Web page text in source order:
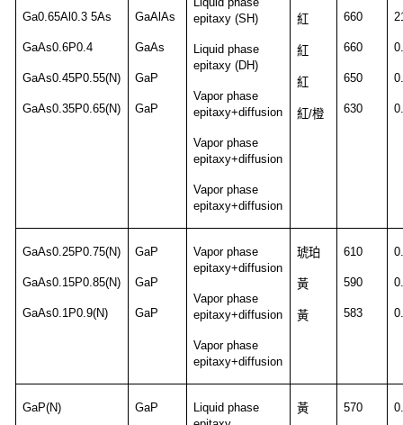
Ga0.65Al0.3 5As
GaAs0.6P0.4
GaAs0.45P0.55(N)
GaAs0.35P0.65(N)
GaAlAs
GaAs
GaP
GaP
epitaxy (SH)
Liquid phase
epitaxy (DH)
Vapor phase
epitaxy+diffusion
Vapor phase
epitaxy+diffusion
Vapor phase
epitaxy+diffusion
紅
紅
紅
紅/橙
660
660
650
630
GaAs0.25P0.75(N)
GaAs0.15P0.85(N)
GaAs0.1P0.9(N)
GaP
GaP
GaP
Vapor phase
epitaxy+diffusion
Vapor phase
epitaxy+diffusion
Vapor phase
epitaxy+diffusion
琥珀
黃
黃
610
590
583
GaP(N) GaP
Liquid phase
黃 570